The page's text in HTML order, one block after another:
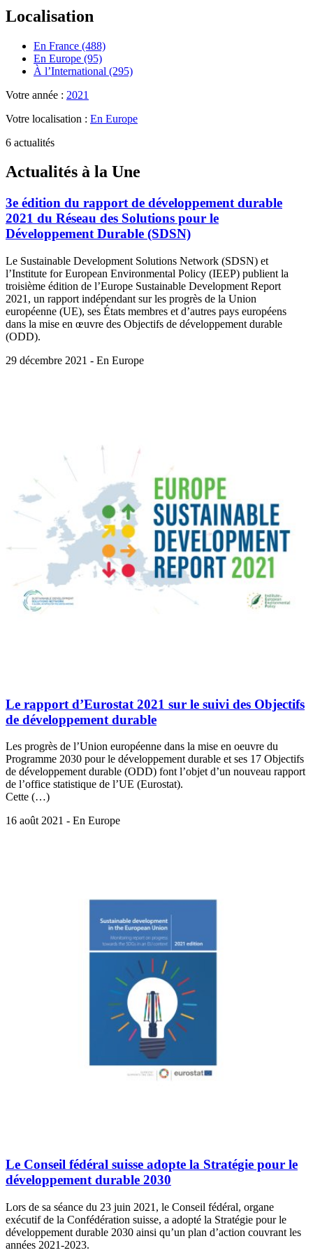
Localisation
En France (488)
En Europe (95)
À l’International (295)
Votre année : 2021
Votre localisation : En Europe
6 actualités
Actualités à la Une
3e édition du rapport de développement durable
2021 du Réseau des Solutions pour le
Développement Durable (SDSN)
Le Sustainable Development Solutions Network (SDSN) et
l’Institute for European Environmental Policy (IEEP) publient la
troisième édition de l’Europe Sustainable Development Report
2021, un rapport indépendant sur les progrès de la Union
européenne (UE), ses États membres et d’autres pays européens
dans la mise en œuvre des Objectifs de développement durable
(ODD).
29 décembre 2021 - En Europe
Le rapport d’Eurostat 2021 sur le suivi des Objectifs
de développement durable
Les progrès de l’Union européenne dans la mise en oeuvre du
Programme 2030 pour le développement durable et ses 17 Objectifs
de développement durable (ODD) font l’objet d’un nouveau rapport
de l’office statistique de l’UE (Eurostat).
Cette (…)
16 août 2021 - En Europe
Le Conseil fédéral suisse adopte la Stratégie pour le
développement durable 2030
Lors de sa séance du 23 juin 2021, le Conseil fédéral, organe
exécutif de la Confédération suisse, a adopté la Stratégie pour le
développement durable 2030 ainsi qu’un plan d’action couvrant les
années 2021-2023.